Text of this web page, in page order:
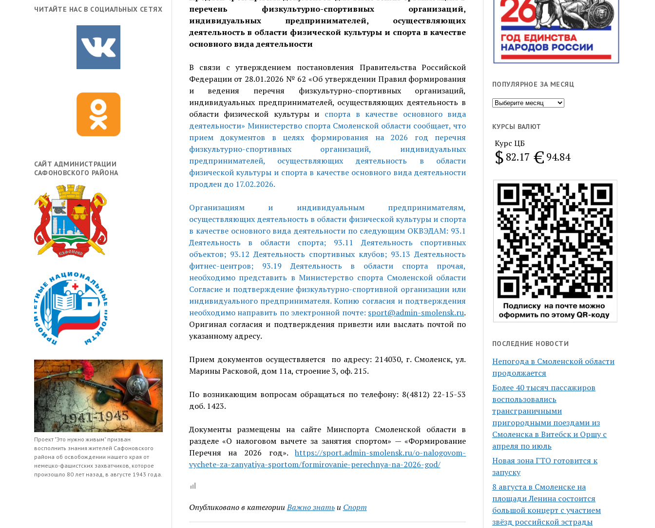
ЧИТАЙТЕ НАС В СОЦИАЛЬНЫХ СЕТЯХ
САЙТ АДМИНИСТРАЦИИ
САФОНОВСКОГО РАЙОНА
Проект "Это нужно живым" призван
восполнить знания жителей Сафоновского
района об освобождении нашего края от
немецко-фашистских захватчиков, которое
произошло 80 лет назад, в августе 1943 года.
перечень физкультурно-спортивных организаций,
индивидуальных предпринимателей, осуществляющих
деятельность в области физической культуры и спорта в качестве
основного вида деятельности
В связи с утверждением постановления Правительства Российской
Федерации от 28.01.2026 № 62 «Об утверждении Правил формирования
и ведения перечня физкультурно-спортивных организаций,
индивидуальных предпринимателей, осуществляющих деятельность в
области физической культуры и спорта в качестве основного вида
деятельности» Министерство спорта Смоленской области сообщает, что
прием документов в целях формирования на 2026 год перечня
физкультурно-спортивных организаций, индивидуальных
предпринимателей, осуществляющих деятельность в области
физической культуры и спорта в качестве основного вида деятельности
продлен до 17.02.2026.
Организациям и индивидуальным предпринимателям,
осуществляющих деятельность в области физической культуры и спорта
в качестве основного вида деятельности по следующим ОКВЭДАМ: 93.1
Деятельность в области спорта; 93.11 Деятельность спортивных
объектов; 93.12 Деятельность спортивных клубов; 93.13 Деятельность
фитнес-центров; 93.19 Деятельность в области спорта прочая,
необходимо представить в Министерство спорта Смоленской области
Согласие и подтверждение физкультурно-спортивной организации или
индивидуального предпринимателя. Копию согласия и подтверждения
необходимо направить по электронной почте: sport@admin-smolensk.ru.
Оригинал согласия и подтверждения привезти или выслать почтой по
указанному адресу.
Прием документов осуществляется по адресу: 214030, г. Смоленск, ул.
Марины Расковой, дом 11а, строение 3, оф. 215.
По возникающим вопросам обращаться по телефону: 8(4812) 22-15-53
доб. 1423.
Документы размещены на сайте Минспорта Смоленской области в
разделе «О налоговом вычете за занятия спортом» — «Формирование
Перечня на 2026 год».https://sport.admin-smolensk.ru/o-nalogovom-
vychete-za-zanyatiya-sportom/formirovanie-perechnya-na-2026-god/
Опубликовано в категории Важно знатьи Спорт
ПОПУЛЯРНОЕ ЗА МЕСЯЦ
Популярное
месяц
КУРСЫ ВАЛЮТ
Курс ЦБ
$ 82.17 € 94.84
ПОСЛЕДНИЕ НОВОСТИ
Непогода в Смоленской области
продолжается
Более 40 тысяч пассажиров
воспользовались
трансграничными
пригородными поездами из
Смоленска в Витебск и Оршу с
апреля по июль
Новая зона ГТО готовится к
запуску
8 августа в Смоленске на
площади Ленина состоится
большой концерт с участием
звёзд российской эстрады